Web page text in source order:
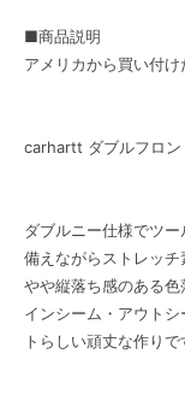
■商品説明
アメリカから買い付け
carhartt ダブルフロン
ダブルニー仕様でツ
備えながらストレッチ
やや縦落ち感のある色
インシーム・アウト
トらしい頑丈な作りで